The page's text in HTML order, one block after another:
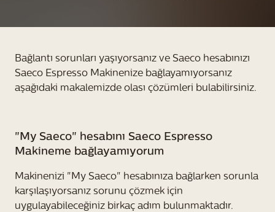
Bağlantı sorunları yaşıyorsanız ve Saeco hesabınızı
Saeco Espresso Makinenize bağlayamıyorsanız
aşağıdaki makalemizde olası çözümleri bulabilirsiniz.
"My Saeco" hesabını Saeco Espresso
Makineme bağlayamıyorum
Makinenizi "My Saeco" hesabınıza bağlarken sorunla
karşılaşıyorsanız sorunu çözmek için
uygulayabileceğiniz birkaç adım bulunmaktadır.